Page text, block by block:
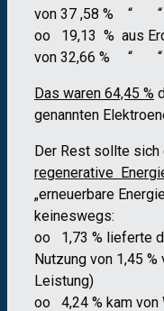
von 37
oo 19,13 % aus
von
Das waren 64,45 %
genannten
Der Rest sollte sich
regenerative
„erneuerbare
keineswegs:
oo 1,73 % lieferte
Nutzung von 1,45
Leistung)
oo 4,24 % kam von